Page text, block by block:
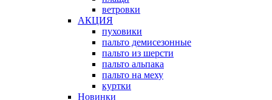
ветровки
АКЦИЯ
пуховики
пальто демисезонные
пальто из шерсти
пальто альпака
пальто на меху
куртки
Новинки